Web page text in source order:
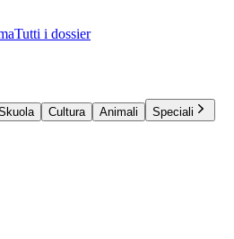
Tutti i dossier
Cultura Animali
Speciali